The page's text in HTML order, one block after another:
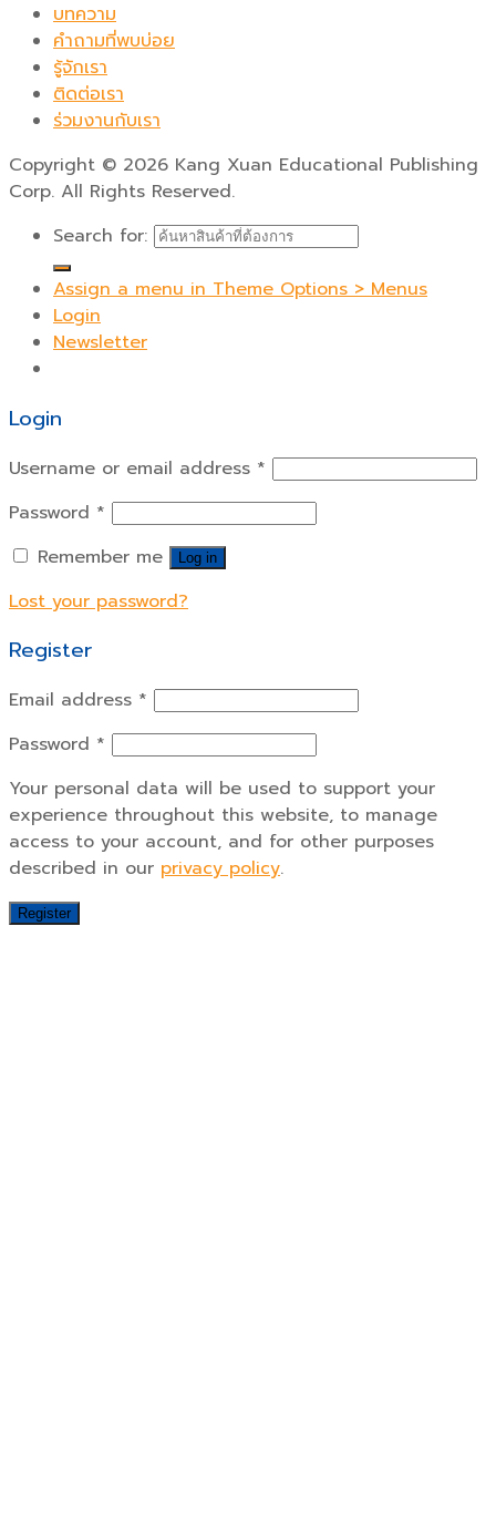
บทความ
คำถามที่พบบ่อย
รู้จักเรา
ติดต่อเรา
ร่วมงานกับเรา
Copyright © 2026 Kang Xuan Educational Publishing
Corp. All Rights Reserved.
Search for:
Assign a menu in Theme Options > Menus
Login
Newsletter
Login
Username or email address *
Password *
Remember me
Log in
Lost your password?
Register
Email address *
Password *
Your personal data will be used to support your
experience throughout this website, to manage
access to your account, and for other purposes
described in our privacy policy.
Register